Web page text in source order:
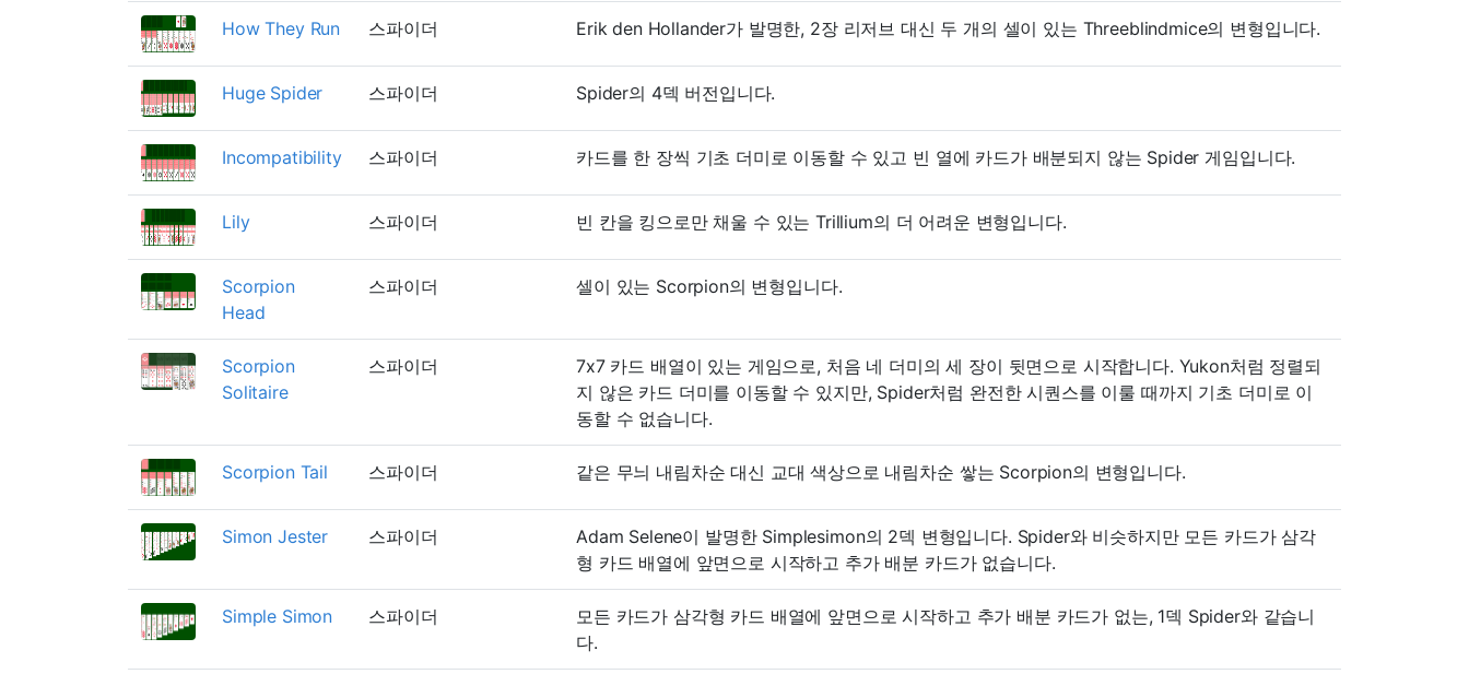
How They Run 스파이더 Erik den Hollander가 발명한, 2장 리저브 대신 두 개의 셀이 있는 Threeblindmice의 변형입니다.
Huge Spider 스파이더 Spider의 4덱 버전입니다.
Incompatibility 스파이더 카드를 한 장씩 기초 더미로 이동할 수 있고 빈 열에 카드가 배분되지 않는 Spider 게임입니다.
Lily 스파이더 빈 칸을 킹으로만 채울 수 있는 Trillium의 더 어려운 변형입니다.
Scorpion
Head
스파이더 셀이 있는 Scorpion의 변형입니다.
Scorpion
Solitaire
스파이더
7x7 카드 배열이 있는 게임으로, 처음 네 더미의 세 장이 뒷면으로 시작합니다. Yukon처럼 정렬되
지 않은 카드 더미를 이동할 수 있지만, Spider처럼 완전한 시퀀스를 이룰 때까지 기초 더미로 이
동할 수 없습니다.
Scorpion Tail 스파이더 같은 무늬 내림차순 대신 교대 색상으로 내림차순 쌓는 Scorpion의 변형입니다.
Simon Jester 스파이더
Adam Selene이 발명한 Simplesimon의 2덱 변형입니다. Spider와 비슷하지만 모든 카드가 삼각
형 카드 배열에 앞면으로 시작하고 추가 배분 카드가 없습니다.
Simple Simon 스파이더
모든 카드가 삼각형 카드 배열에 앞면으로 시작하고 추가 배분 카드가 없는, 1덱 Spider와 같습니
다.